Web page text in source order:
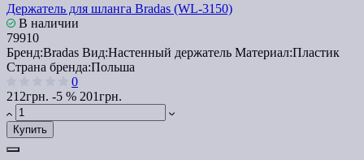
Держатель для шланга Bradas (WL-3150)
В наличии
79910
Бренд:Bradas Вид:Настенный держатель Материал:Пластик
Страна бренда:Польша
0
212грн. -5 % 201грн.
Купить